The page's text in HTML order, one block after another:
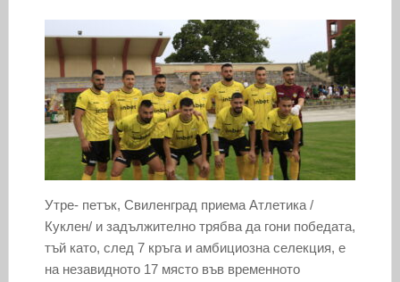
Утре- петък, Свиленград приема Атлетика /
Куклен/ и задължително трябва да гони победата,
тъй като, след 7 кръга и амбициозна селекция, е
на незавидното 17 място във временното